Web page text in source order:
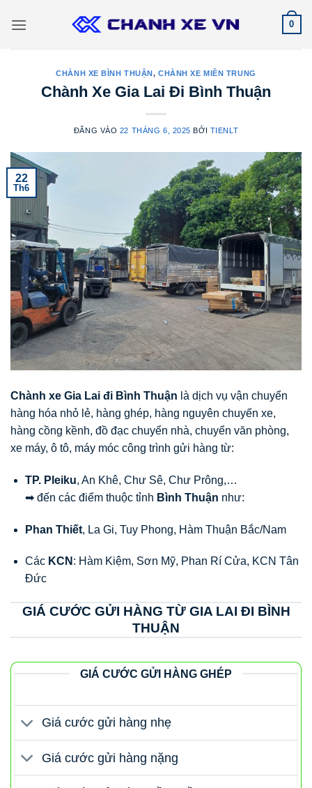
qua
0
CHÀNH XE BÌNH THUẬN,CHÀNH XE MIỀN TRUNG
Chành Xe Gia Lai Đi Bình Thuận
ĐĂNG VÀO 22 THÁNG 6, 2025 BỞI TIENLT
22
Th6
Chành xe Gia Lai đi Bình Thuận là dịch vụ vận chuyển
hàng hóa nhỏ lẻ, hàng ghép, hàng nguyên chuyến xe,
hàng cồng kềnh, đồ đạc chuyển nhà, chuyển văn phòng,
xe máy, ô tô, máy móc công trình gửi hàng từ:
TP. Pleiku, An Khê, Chư Sê, Chư Prông,…
➡ đến các điểm thuộc tỉnh Bình Thuận như:
Phan Thiết, La Gi, Tuy Phong, Hàm Thuận Bắc/Nam
Các KCN : Hàm Kiệm, Sơn Mỹ, Phan Rí Cửa, KCN Tân
Đức
GIÁ CƯỚC GỬI HÀNG TỪ GIA LAI ĐI BÌNH
THUẬN
GIÁ CƯỚC GỬI HÀNG GHÉP
Giá cước gửi hàng nhẹ
Giá cước gửi hàng nặng